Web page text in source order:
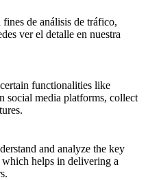
de análisis de tráfico,
ver el detalle en nuestra
functionalities like
social media platforms, collect
and analyze the key
helps in delivering a